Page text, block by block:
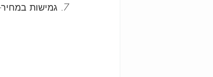
7. גמישות במחיר- ניתן להרשם במסגרת